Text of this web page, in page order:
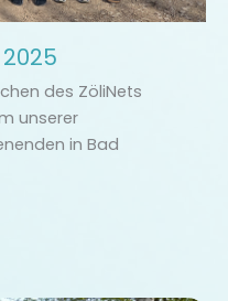
des ZöliNets
unserer
in Bad